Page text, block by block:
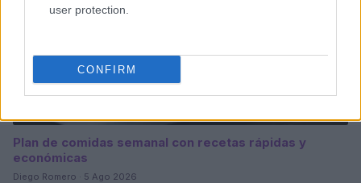
user protection.
CONFIRM
Plan de comidas semanal con recetas rápidas y
económicas
Diego Romero · 5 Ago 2026